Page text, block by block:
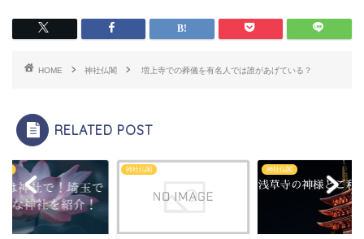
HOME 神社仏閣 増上寺での葬儀を有名人では誰があげている？
RELATED POST
神社仏閣 神社仏閣